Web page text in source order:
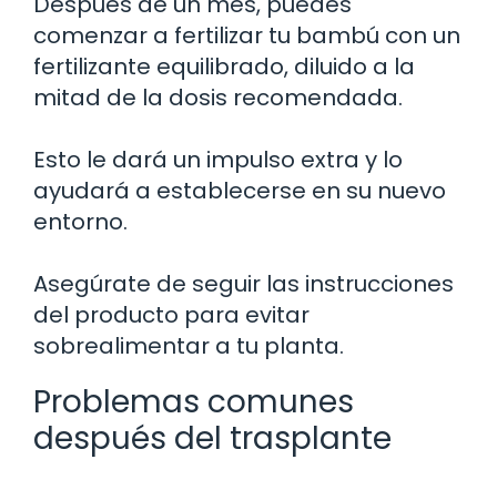
comenzar a fertilizar tu bambú con un
fertilizante equilibrado, diluido a la
mitad de la dosis recomendada.
Esto le dará un impulso extra y lo
ayudará a establecerse en su nuevo
entorno.
Asegúrate de seguir las instrucciones
del producto para evitar
sobrealimentar a tu planta.
Problemas comunes
después del trasplante